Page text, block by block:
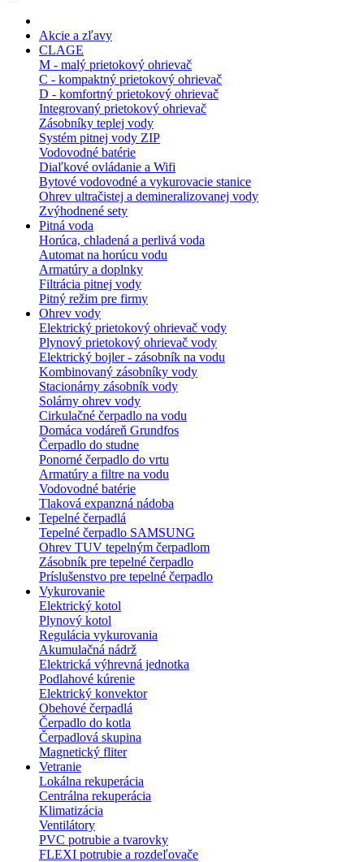
Akcie a zľavy
CLAGE
M - malý prietokový ohrievač
C - kompaktný prietokový ohrievač
D - komfortný prietokový ohrievač
Integrovaný prietokový ohrievač
Zásobníky teplej vody
Systém pitnej vody ZIP
Vodovodné batérie
Diaľkové ovládanie a Wifi
Bytové vodovodné a vykurovacie stanice
Ohrev ultračistej a demineralizovanej vody
Zvýhodnené sety
Pitná voda
Horúca, chladená a perlivá voda
Automat na horúcu vodu
Armatúry a doplnky
Filtrácia pitnej vody
Pitný režim pre firmy
Ohrev vody
Elektrický prietokový ohrievač vody
Plynový prietokový ohrievač vody
Elektrický bojler - zásobník na vodu
Kombinovaný zásobníky vody
Stacionárny zásobník vody
Solárny ohrev vody
Cirkulačné čerpadlo na vodu
Domáca vodáreň Grundfos
Čerpadlo do studne
Ponorné čerpadlo do vrtu
Armatúry a filtre na vodu
Vodovodné batérie
Tlaková expanzná nádoba
Tepelné čerpadlá
Tepelné čerpadlo SAMSUNG
Ohrev TUV tepelným čerpadlom
Zásobník pre tepelné čerpadlo
Príslušenstvo pre tepelné čerpadlo
Vykurovanie
Elektrický kotol
Plynový kotol
Regulácia vykurovania
Akumulačná nádrž
Elektrická výhrevná jednotka
Podlahové kúrenie
Elektrický konvektor
Obehové čerpadlá
Čerpadlo do kotla
Čerpadlová skupina
Magnetický fliter
Vetranie
Lokálna rekuperácia
Centrálna rekuperácia
Klimatizácia
Ventilátory
PVC potrubie a tvarovky
FLEXI potrubie a rozdeľovače